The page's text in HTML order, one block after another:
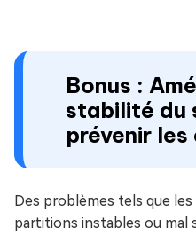
Bonus :
stabilité du
prévenir
Des problèmes tels que
partitions instables ou mal